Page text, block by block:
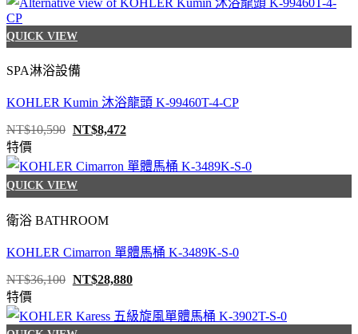
QUICK VIEW
SPA淋浴設備
KOHLER Kumin 沐浴龍頭 K-99460T-4-CP
NT$10,590 原
格：
NT$10,590。
NT$8,472目
格：
特價
QUICK VIEW
衛浴 BATHROOM
KOHLER Cimarron 單體馬桶 K-3489K-S-0
NT$36,100 原
格：
NT$36,100。
NT$28,880目
格：
特價